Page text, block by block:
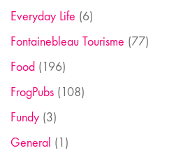
Everyday Life (6)
Fontainebleau Tourisme (77)
Food (196)
FrogPubs (108)
Fundy (3)
General (1)